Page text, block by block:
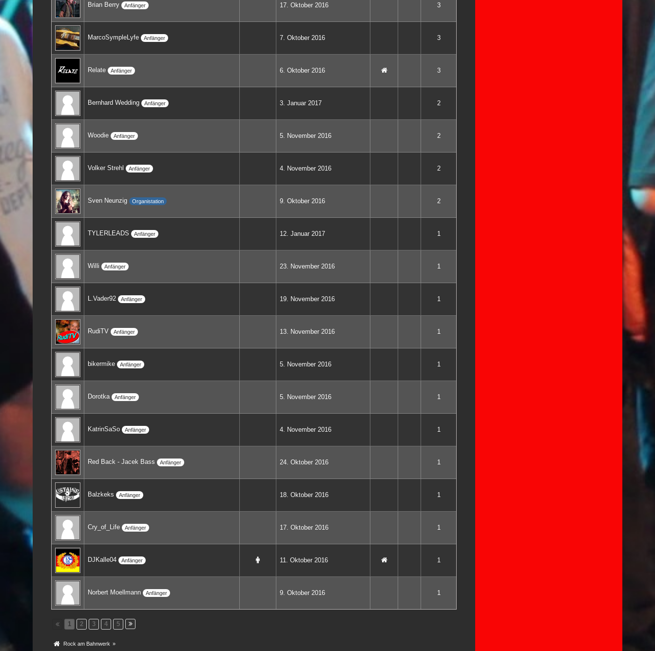
Brian Berry Anfänger 17. Oktober 2016 3
MarcoSympleLyfe Anfänger 7. Oktober 2016 3
Relate Anfänger 6. Oktober 2016 3
Bernhard Wedding Anfänger 3. Januar 2017 2
Woodie Anfänger 5. November 2016 2
Volker Strehl Anfänger 4. November 2016 2
Sven Neunzig Organistation 9. Oktober 2016 2
TYLERLEADS Anfänger 12. Januar 2017 1
Willi Anfänger 23. November 2016 1
L.Vader92 Anfänger 19. November 2016 1
RudiTV Anfänger 13. November 2016 1
bikermike Anfänger 5. November 2016 1
Dorotka Anfänger 5. November 2016 1
KatrinSaSo Anfänger 4. November 2016 1
Red Back - Jacek Bass Anfänger 24. Oktober 2016 1
Balzkeks Anfänger 18. Oktober 2016 1
Cry_of_Life Anfänger 17. Oktober 2016 1
DJKalle04 Anfänger 11. Oktober 2016 1
Norbert Moellmann Anfänger 9. Oktober 2016 1
1 2 3 4 5
Rock am Bahnwerk »